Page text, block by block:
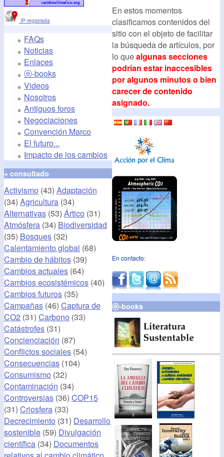
IP registrada
FAQs
Noticias
Enlaces
ⓔ-books
Videos
Nosotros
Antiguos foros
Negociaciones
Convención Marco
El futuro...
Impacto de los cambios
+ consultado
Activismo (43) Adaptación
(34) Agricultura (34)
Alternativas (53) Ártico (31)
Atmósfera (34) Biodiversidad
(35) Bosques (32)
Calentamiento global (68)
Cambio de hábitos (39)
Cambios actuales (64)
Cambios ecosistémicos (40)
Cambios futuros (35)
Campañas (46) Captura de
CO2 (31) Carbono (33)
Catástrofes (31)
Concienciación (87)
Conflictos sociales (54)
Consecuencias (104)
Consumismo (32)
Contaminación (34)
Controversias (36) COP15
(31) Criosfera (33)
Decrecimiento (31) Desarrollo
sostenible (59) Divulgación
científica (34) Documentos
En estos momentos
clasificamos contenidos del
sitio con el objeto de facilitar
la búsqueda de artículos, por
lo quealgunas secciones
podrían estar inaccesibles
por algunos minutos o bien
carecer de contenido
asignado.
En contacto:
ⓔ-books